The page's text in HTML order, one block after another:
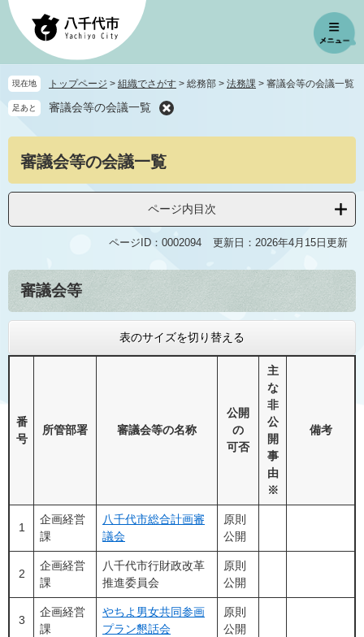
ペ
先
頭
メ
を
飛
文
へ
現在地 トップページ > 組織でさがす > 総務部 > 法務課 > 審議会等の会議一覧
足あと 審議会等の会議一覧
審議会等の会議一覧
ページ内目次
ページID：0002094 更新日：2026年4月15日更新
審議会等
表のサイズを切り替える
番
号
所管部署 審議会等の名称
公開
の
可否
主
な
非
公
開
事
由
※
備考
1
企画経営
課
八千代市総合計画審
議会
原則
公開
2
企画経営
課
八千代市行財政改革
推進委員会
原則
公開
3
企画経営
課
やちよ男女共同参画
プラン懇話会
原則
公開